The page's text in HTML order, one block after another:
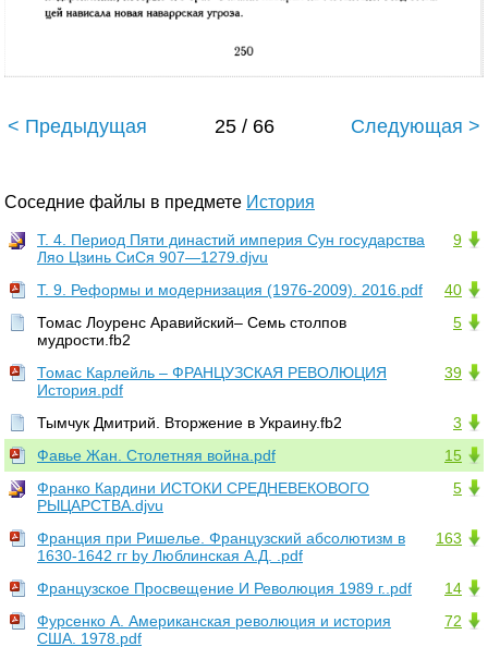
< Предыдущая 25 / 66 Следующая >
Соседние файлы в предмете История
9
Т. 4. Период Пяти династий империя Сун государства
Ляо Цзинь СиСя 907—1279.djvu
40
Т. 9. Реформы и модернизация (1976-2009). 2016.pdf
5
Томас Лоуренс Аравийский– Семь столпов
мудрости.fb2
39
Томас Карлейль – ФРАНЦУЗСКАЯ РЕВОЛЮЦИЯ
История.pdf
3
Тымчук Дмитрий. Вторжение в Украину.fb2
15
Фавье Жан. Столетняя война.pdf
5
Франко Кардини ИСТОКИ СРЕДНЕВЕКОВОГО
РЫЦАРСТВА.djvu
163
Франция при Ришелье. Французский абсолютизм в
1630-1642 гг by Люблинская А.Д. .pdf
14
Французское Просвещение И Революция 1989 г..pdf
72
Фурсенко А. Американская революция и история
США. 1978.pdf